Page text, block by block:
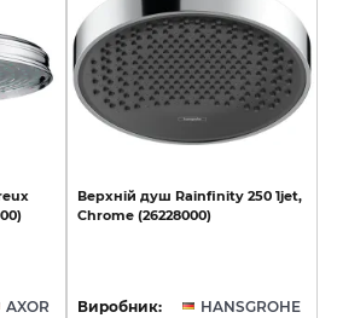
AXOR
Верхній душ Rainfinity 250 1jet,
Chrome (26228000)
Виробник: HANSGROHE